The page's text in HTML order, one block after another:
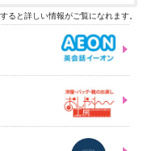
ると詳しい情報がご覧になれます。